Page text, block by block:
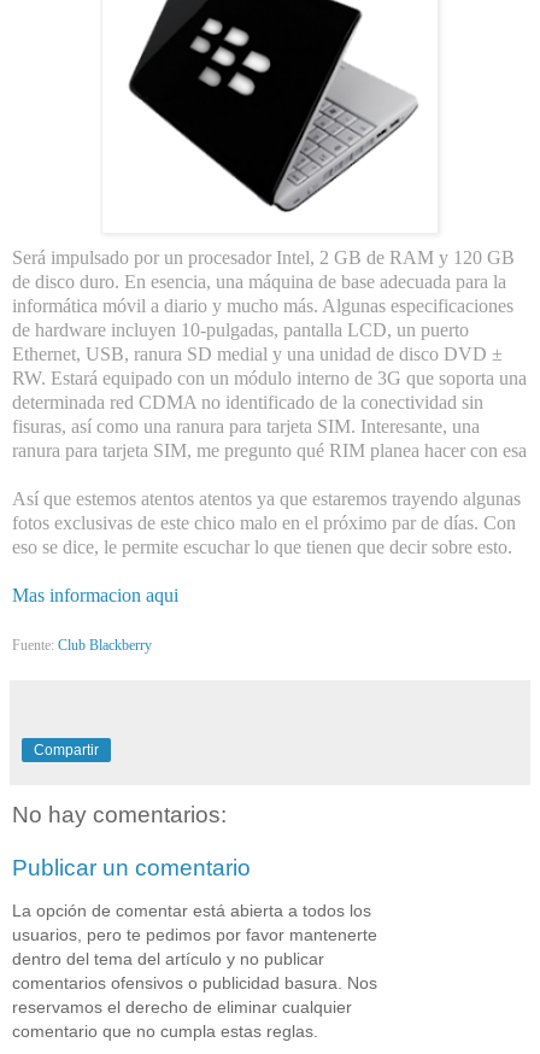
Será impulsado por un procesador Intel, 2 GB de RAM y 120 GB
de disco duro. En esencia, una máquina de base adecuada para la
informática móvil a diario y mucho más. Algunas especificaciones
de hardware incluyen 10-pulgadas, pantalla LCD, un puerto
Ethernet, USB, ranura SD medial y una unidad de disco DVD ±
RW. Estará equipado con un módulo interno de 3G que soporta una
determinada red CDMA no identificado de la conectividad sin
fisuras, así como una ranura para tarjeta SIM. Interesante, una
ranura para tarjeta SIM, me pregunto qué RIM planea hacer con esa
Así que estemos atentos atentos ya que estaremos trayendo algunas
fotos exclusivas de este chico malo en el próximo par de días. Con
eso se dice, le permite escuchar lo que tienen que decir sobre esto.
Mas informacion aqui
Fuente: Club Blackberry
Compartir
No hay comentarios:
Publicar un comentario
La opción de comentar está abierta a todos los
usuarios, pero te pedimos por favor mantenerte
dentro del tema del artículo y no publicar
comentarios ofensivos o publicidad basura. Nos
reservamos el derecho de eliminar cualquier
comentario que no cumpla estas reglas.